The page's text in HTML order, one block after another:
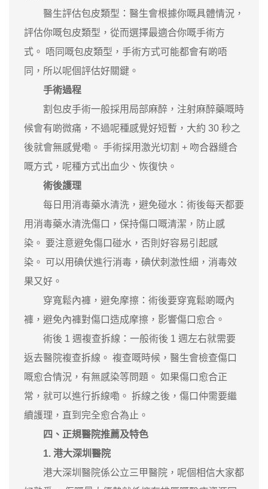
醫生評估包皮類型：醫生會根據你嘅具體情況，
評估你嘅包皮類型，從而選擇最適合你嘅手術方
式。 唔同嘅包皮類型，手術方式可能都會有啲唔
同，所以呢個評估好關鍵。
手術過程
割包皮手術一般採用局部麻醉，注射麻醉藥嘅時
候會有啲微痛，不過呢種感覺好短暫，大約 30 秒之
後就會無感覺嘞。 手術採用激光切割 + 吻合器縫合
嘅方式，呢種方式出血少、恢復快。
術後護理
每日用消毒藥水清洗，避免碰水：術後每天都要
用消毒藥水清洗傷口，保持傷口嘅清潔，防止感
染。 要注意避免傷口碰水，否則好容易引起感
染。 可以用碘伏進行消毒，碘伏刺激性細，消毒效
果又好。
穿寬鬆內褲，避免摩擦：術後要穿寬鬆啲嘅內
褲，避免內褲對傷口造成摩擦，影響傷口愈合。
術後 1 週複查拆線：一般術後 1 週左右就需要
返去醫院複查拆線。 複查嘅時候，醫生會檢查傷口
嘅愈合情況，有無感染等問題。 如果傷口愈合正
常，就可以進行拆線嘞。 拆線之後，傷口仲需要繼
續護理，直到完全愈合為止。
四、正規醫院推薦及特色
1. 港大深圳醫院
港大深圳醫院係公立三甲醫院，呢個相信大家都